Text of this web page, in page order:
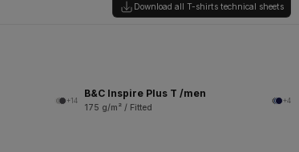
Download all T-shirts technical sheets
+14
B&C Inspire Plus T /men
175 g/m² / Fitted
+4